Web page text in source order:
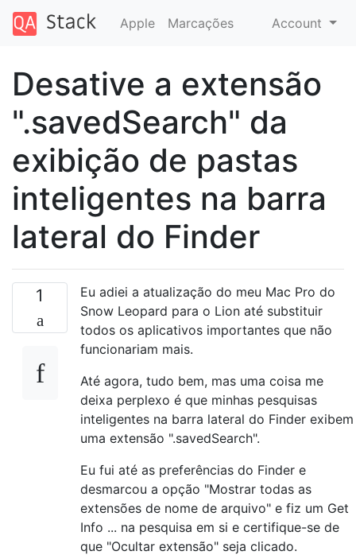
Apple Marcações Account
Desative a extensão
".savedSearch" da
exibição de pastas
inteligentes na barra
lateral do Finder
1
Eu adiei a atualização do meu Mac Pro do
Snow Leopard para o Lion até substituir
todos os aplicativos importantes que não
funcionariam mais.
Até agora, tudo bem, mas uma coisa me
deixa perplexo é que minhas pesquisas
inteligentes na barra lateral do Finder exibem
uma extensão ".savedSearch".
Eu fui até as preferências do Finder e
desmarcou a opção "Mostrar todas as
extensões de nome de arquivo" e fiz um Get
Info ... na pesquisa em si e certifique-se de
que "Ocultar extensão" seja clicado.